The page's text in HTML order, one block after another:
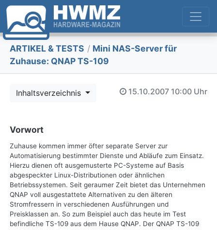
ARTIKEL & TESTS / Mini NAS-Server für
Zuhause: QNAP TS-109
Inhaltsverzeichnis 15.10.2007 10:00 Uhr
Vorwort
Zuhause kommen immer öfter separate Server zur
Automatisierung bestimmter Dienste und Abläufe zum Einsatz.
Hierzu dienen oft ausgemusterte PC-Systeme auf Basis
abgespeckter Linux-Distributionen oder ähnlichen
Betriebssystemen. Seit geraumer Zeit bietet das Unternehmen
QNAP voll ausgestattete Alternativen zu den älteren
Stromfressern in verschiedenen Ausführungen und
Preisklassen an. So zum Beispiel auch das heute im Test
befindliche TS-109 aus dem Hause QNAP. Der QNAP TS-109